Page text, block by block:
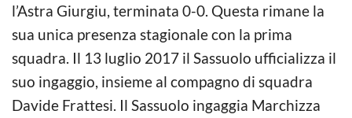
l’Astra Giurgiu, terminata 0-0. Questa rimane la
sua unica presenza stagionale con la prima
squadra. Il 13 luglio 2017 il Sassuolo ufficializza il
suo ingaggio, insieme al compagno di squadra
Davide Frattesi. Il Sassuolo ingaggia Marchizza